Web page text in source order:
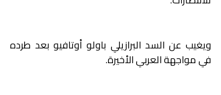
ويغيب عن السد البرازيلي باولو أوتافيو بعد طرده
في مواجهة العربي الأخيرة.